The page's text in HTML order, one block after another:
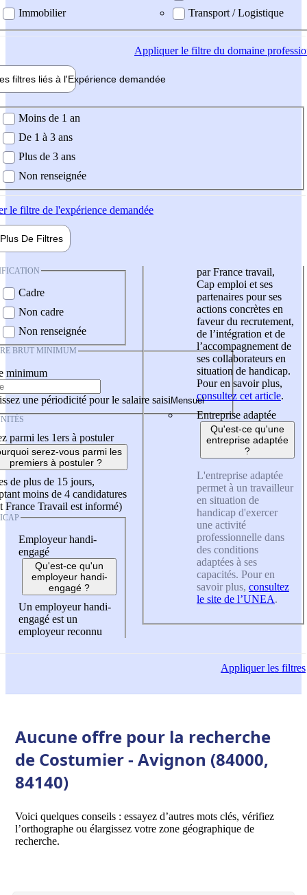
Immobilier
Transport / Logistique
Appliquerle filtre du domaine
filtres liés à l'Expérience demandée
demandée
Moins de 1 an
De 1 à 3 ans
Plus de 3 ans
Non renseignée
le filtre de l'expérience demandée
Plus De Filtres
Cadre
Non cadre
Non renseignée
BRUT MINIMUM
minimum
une périodicité pour le salaire saisi
parmi les 1ers à postuler
serez-vous parmi les
premiers à postuler ?
de plus de 15 jours,
moins de 4 candidatures
France Travail est informé)
Employeur handi-
engagé
Qu'est-ce qu'un
employeur handi-
engagé ?
Un employeur handi-
engagé est un
employeur reconnu
par France travail,
Cap emploi et ses
partenaires pour ses
actions concrètes en
faveur du recrutement,
de l’intégration et de
l’accompagnement de
ses collaborateurs en
situation de handicap.
Pour en savoir plus,
consultez cet article.
Entreprise adaptée
Qu'est-ce qu'une
entreprise adaptée
?
L'entreprise adaptée
permet à un travailleur
en situation de
handicap d'exercer
une activité
professionnelle dans
des conditions
adaptées à ses
capacités. Pour en
savoir plus, consultez
le site de l’UNEA.
Appliquerles filtres
Aucune offre pour la recherche
de Costumier - Avignon (84000,
84140)
Voici quelques conseils : essayez d’autres mots clés, vérifiez
l’orthographe ou élargissez votre zone géographique de
recherche.